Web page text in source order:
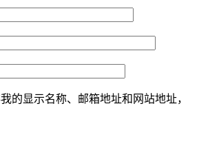
的显示名称、邮箱地址和网站地址，